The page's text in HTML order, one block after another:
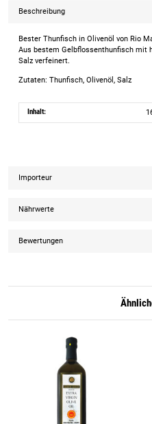
Beschreibung
Bester Thunfisch in Olivenöl von Rio
Aus bestem Gelbflossenthunfisch mit
Salz verfeinert.
Zutaten: Thunfisch, Olivenöl, Salz
Inhalt:
Importeur
Nährwerte
Bewertungen